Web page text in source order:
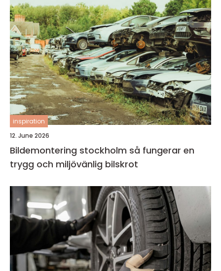
inspiration
12. June 2026
Bildemontering stockholm så fungerar en
trygg och miljövänlig bilskrot